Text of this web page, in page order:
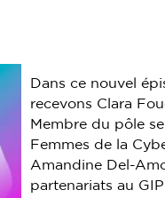
Dans ce nouvel
recevons Clara
Membre du pôle
Femmes de la
Amandine Del-
partenariats au